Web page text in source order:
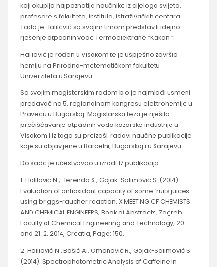
koji okuplja najpoznatije naučnike iz cijeloga svijeta,
profesore s fakulteta, instituta, istraživačkih centara.
Tada je Halilović sa svojim timom predstavili idejno
rješenje otpadnih voda Termoelektrane “Kakanj”.
Halilović je rođen u Visokom te je uspješno završio
hemiju na Prirodno-matematičkom fakultetu
Univerziteta u Sarajevu.
Sa svojim magistarskim radom bio je najmlađi usmeni
predavač na 5. regionalnom kongresu elektrohemije u
Pravecu u Bugarskoj. Magistarska teza je riješila
prečišćavanje otpadnih voda kozarske industrije u
Visokom i iz toga su proizašli radovi naučne publikacije
koje su objavljene u Barcelni, Bugarskoj i u Sarajevu.
Do sada je učestvovao u izradi 17 publikacija:
1. Halilović N., Herenda S., Gojak-Salimović S. (2014).
Evaluation of antioxidant capacity of some fruits juices
using briggs-raucher reaction, X MEETING OF CHEMISTS
AND CHEMICAL ENGINEERS, Book of Abstracts, Zagreb:
Faculty of Chemical Engineering and Technology, 20
and 21. 2. 2014, Croatia, Page: 150.
2. Halilović N., Bašić A., Omanović R., Gojak-Salimović S.
(2014). Spectrophotometric Analysis of Caffeine in